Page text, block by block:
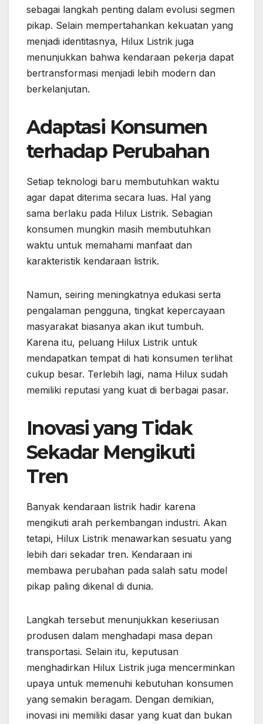
sebagai langkah penting dalam evolusi segmen
pikap. Selain mempertahankan kekuatan yang
menjadi identitasnya, Hilux Listrik juga
menunjukkan bahwa kendaraan pekerja dapat
bertransformasi menjadi lebih modern dan
berkelanjutan.
Adaptasi Konsumen
terhadap Perubahan
Setiap teknologi baru membutuhkan waktu
agar dapat diterima secara luas. Hal yang
sama berlaku pada Hilux Listrik. Sebagian
konsumen mungkin masih membutuhkan
waktu untuk memahami manfaat dan
karakteristik kendaraan listrik.
Namun, seiring meningkatnya edukasi serta
pengalaman pengguna, tingkat kepercayaan
masyarakat biasanya akan ikut tumbuh.
Karena itu, peluang Hilux Listrik untuk
mendapatkan tempat di hati konsumen terlihat
cukup besar. Terlebih lagi, nama Hilux sudah
memiliki reputasi yang kuat di berbagai pasar.
Inovasi yang Tidak
Sekadar Mengikuti
Tren
Banyak kendaraan listrik hadir karena
mengikuti arah perkembangan industri. Akan
tetapi, Hilux Listrik menawarkan sesuatu yang
lebih dari sekadar tren. Kendaraan ini
membawa perubahan pada salah satu model
pikap paling dikenal di dunia.
Langkah tersebut menunjukkan keseriusan
produsen dalam menghadapi masa depan
transportasi. Selain itu, keputusan
menghadirkan Hilux Listrik juga mencerminkan
upaya untuk memenuhi kebutuhan konsumen
yang semakin beragam. Dengan demikian,
inovasi ini memiliki dasar yang kuat dan bukan